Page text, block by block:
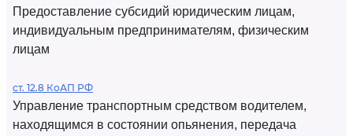
Предоставление субсидий юридическим лицам,
индивидуальным предпринимателям, физическим
лицам
ст. 12.8 КоАП РФ
Управление транспортным средством водителем,
находящимся в состоянии опьянения, передача